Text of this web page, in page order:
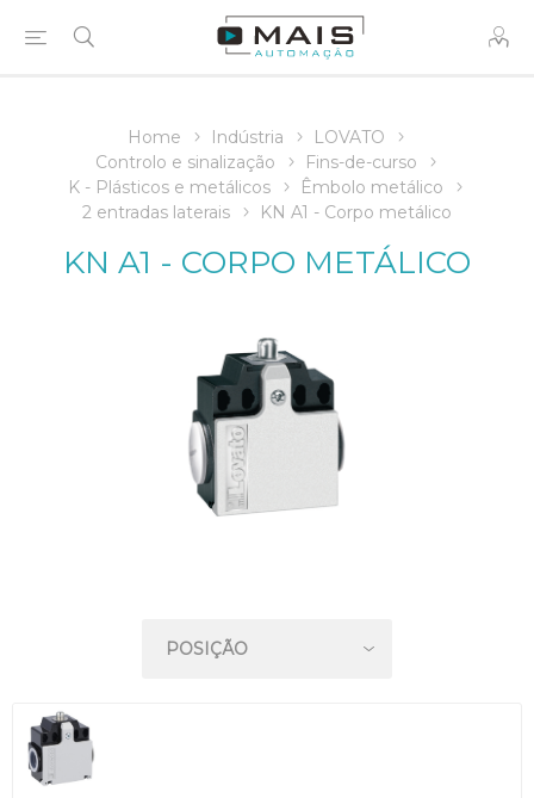
Home Indústria
LOVATO
Controlo e sinalização
Fins-de-curso
K - Plásticos e metálicos
Êmbolo metálico
2 entradas laterais
KN A1 - Corpo metálico
KN A1 - CORPO METÁLICO